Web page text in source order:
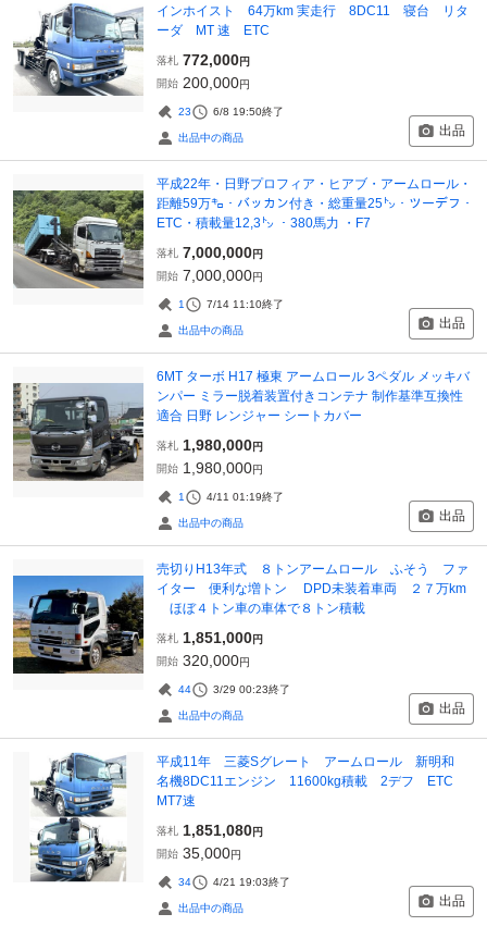
インホイスト 64万km 実走行 8DC11 寝台 リタ
ーダ MT 速 ETC
落札 772,000円
開始 200,000円
23 6/8 19:50終了
出品中の商品 出品
平成22年・日野プロフィア・ヒアブ・アームロール・
距離59万㌔・バッカン付き・総重量25㌧・ツーデフ・
ETC・積載量12,3㌧ ・380馬力 ・F7
落札 7,000,000円
開始 7,000,000円
1 7/14 11:10終了
出品中の商品 出品
6MT ターボ H17 極東 アームロール 3ペダル メッキバ
ンパー ミラー脱着装置付きコンテナ 制作基準互換性
適合 日野 レンジャー シートカバー
落札 1,980,000円
開始 1,980,000円
1 4/11 01:19終了
出品中の商品 出品
売切りH13年式 ８トンアームロール ふそう ファ
イター 便利な増トン DPD未装着車両 ２７万km
ほぼ４トン車の車体で８トン積載
落札 1,851,000円
開始 320,000円
44 3/29 00:23終了
出品中の商品 出品
平成11年 三菱Sグレート アームロール 新明和
名機8DC11エンジン 11600kg積載 2デフ ETC
MT7速
落札 1,851,080円
開始 35,000円
34 4/21 19:03終了
出品中の商品 出品